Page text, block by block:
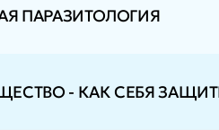
ПАРАЗИТОЛОГИЯ
- КАК СЕБЯ